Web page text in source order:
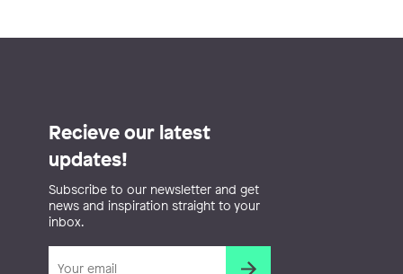
Recieve our latest
updates!
Subscribe to our newsletter and get
news and inspiration straight to your
inbox.